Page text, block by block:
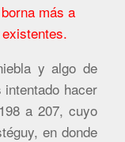
más a
y algo de
hacer
a 207, cuyo
en donde